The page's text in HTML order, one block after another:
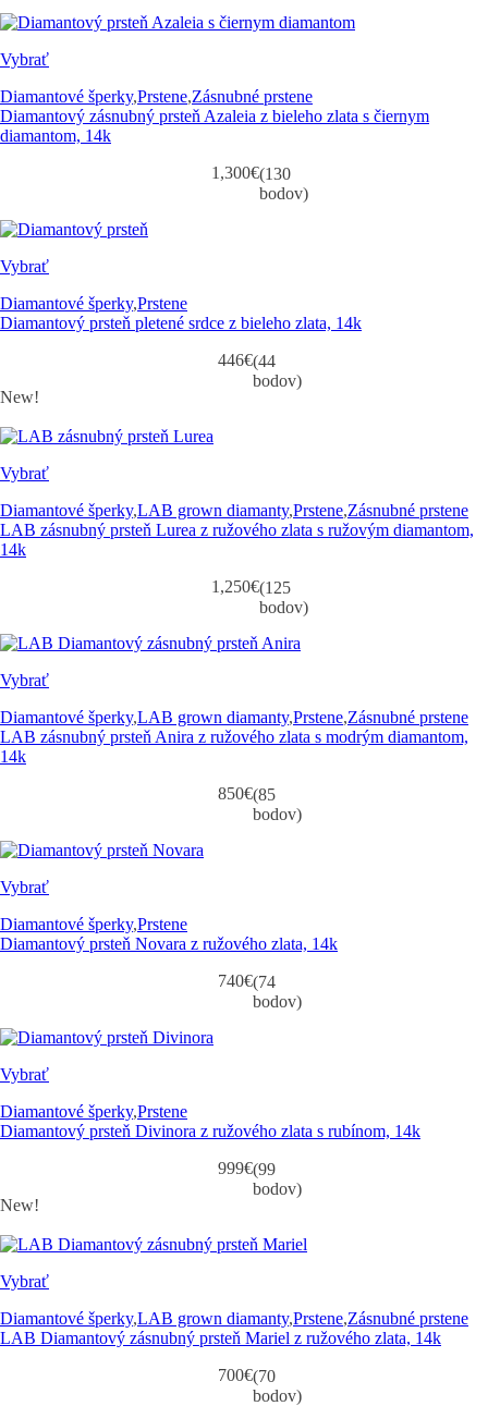
Vybrať
Diamantové šperky,Prstene,Zásnubné prstene
Diamantový zásnubný prsteň Azaleia z bieleho zlata s čiernym
diamantom, 14k
1,300€(130
bodov)
Vybrať
Diamantové šperky,Prstene
Diamantový prsteň pletené srdce z bieleho zlata, 14k
446€(44
bodov)
New!
Vybrať
Diamantové šperky,LAB grown diamanty,Prstene,Zásnubné prstene
LAB zásnubný prsteň Lurea z ružového zlata s ružovým diamantom,
14k
1,250€(125
bodov)
Vybrať
Diamantové šperky,LAB grown diamanty,Prstene,Zásnubné prstene
LAB zásnubný prsteň Anira z ružového zlata s modrým diamantom,
14k
850€(85
bodov)
Vybrať
Diamantové šperky,Prstene
Diamantový prsteň Novara z ružového zlata, 14k
740€(74
bodov)
Vybrať
Diamantové šperky,Prstene
Diamantový prsteň Divinora z ružového zlata s rubínom, 14k
999€(99
bodov)
New!
Vybrať
Diamantové šperky,LAB grown diamanty,Prstene,Zásnubné prstene
LAB Diamantový zásnubný prsteň Mariel z ružového zlata, 14k
700€(70
bodov)